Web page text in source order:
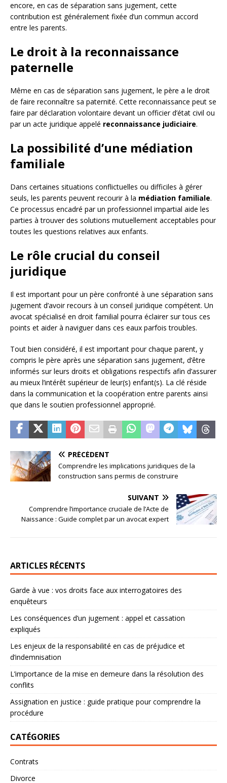
encore, en cas de séparation sans jugement, cette
contribution est généralement fixée d’un commun accord
entre les parents.
Le droit à la reconnaissance
paternelle
Même en cas de séparation sans jugement, le père a le droit
de faire reconnaître sa paternité. Cette reconnaissance peut se
faire par déclaration volontaire devant un officier d’état civil ou
par un acte juridique appelé reconnaissance judiciaire.
La possibilité d’une médiation
familiale
Dans certaines situations conflictuelles ou difficiles à gérer
seuls, les parents peuvent recourir à la médiation familiale.
Ce processus encadré par un professionnel impartial aide les
parties à trouver des solutions mutuellement acceptables pour
toutes les questions relatives aux enfants.
Le rôle crucial du conseil
juridique
Il est important pour un père confronté à une séparation sans
jugement d’avoir recours à un conseil juridique compétent. Un
avocat spécialisé en droit familial pourra éclairer sur tous ces
points et aider à naviguer dans ces eaux parfois troubles.
Tout bien considéré, il est important pour chaque parent, y
compris le père après une séparation sans jugement, d’être
informés sur leurs droits et obligations respectifs afin d’assurer
au mieux l’intérêt supérieur de leur(s) enfant(s). La clé réside
dans la communication et la coopération entre parents ainsi
que dans le soutien professionnel approprié.
PRÉCÉDENT
Comprendre les implications juridiques de la
construction sans permis de construire
SUIVANT
Comprendre l’importance cruciale de l’Acte de
Naissance : Guide complet par un avocat expert
ARTICLES RÉCENTS
Garde à vue : vos droits face aux interrogatoires des
enquêteurs
Les conséquences d’un jugement : appel et cassation
expliqués
Les enjeux de la responsabilité en cas de préjudice et
d’indemnisation
L’importance de la mise en demeure dans la résolution des
conflits
Assignation en justice : guide pratique pour comprendre la
procédure
CATÉGORIES
Contrats
Divorce